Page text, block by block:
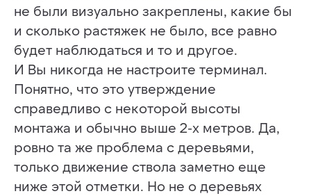
не были визуально закреплены, какие бы
и сколько растяжек не было, все равно
будет наблюдаться и то и другое.
И Вы никогда не настроите терминал.
Понятно, что это утверждение
справедливо с некоторой высоты
монтажа и обычно выше 2-х метров. Да,
ровно та же проблема с деревьями,
только движение ствола заметно еще
ниже этой отметки. Но не о деревьях